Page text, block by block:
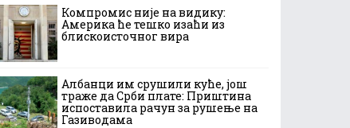
Компромис није на видику:
Америка ће тешко изаћи из
блискоисточног вира
Албанци им срушили куће, још
траже да Срби плате: Приштина
испоставила рачун за рушење на
Газиводама